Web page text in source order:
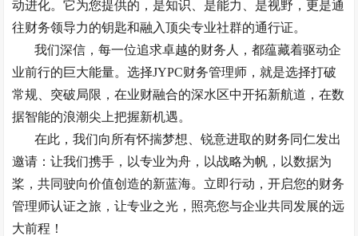
动进化。它为您提供的，是知识、是能力、是视野，更是通
往财务领导力的钥匙和融入顶尖专业社群的通行证。
我们深信，每一位追求卓越的财务人，都蕴藏着驱动企
业前行的巨大能量。选择JYPC财务管理师，就是选择打破
常规、突破局限，在业财融合的深水区中开拓新航道，在数
据智能的浪潮尖上把握新机遇。
在此，我们向所有怀揣梦想、锐意进取的财务同仁发出
邀请：让我们携手，以专业为舟，以战略为帆，以数据为
桨，共同驶向价值创造的新蓝海。立即行动，开启您的财务
管理师认证之旅，让专业之光，照亮您与企业共同发展的远
大前程！